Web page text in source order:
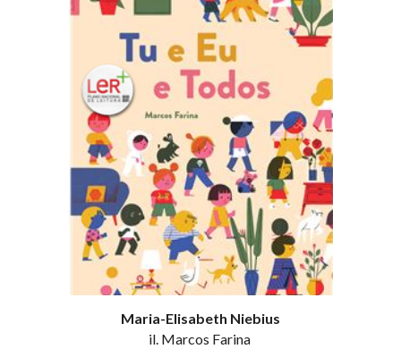
Maria-Elisabeth Niebius
il. Marcos Farina